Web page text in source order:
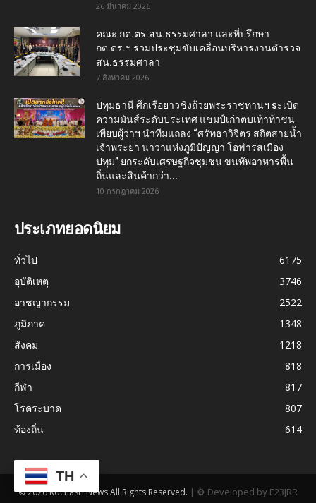
26 มีนาคม 2026
คณะ กต.ตร.สน.ธรรมศาลา และที่ปรึกษา
กต.ตร.ฯ ร่วมประชุมขับเคลื่อนบริหารงานตำรวจ
สน.ธรรมศาลา
7 สิงหาคม 2026
ปทุมธานี ศึกเรือยาวชิงถ้วยพระราชทานฯ sะเบิด
ความมันส์ระดับประเทศ แชมป์เก่าตบเท้าท้าชน
เพียบผู้ว่าฯ นำทีมแถลง “ศรัทธาวิจิตร สถิตสายน้ำ
เจ้าพระยา นาวาแห่งภูมิปัญญา โอฬารสเมือง
ปทุม” ยกระดับเศรษฐกิจชุมชน ขนทัพอาหารพื้น
ถิ่นและสินค้ากว่า...
10 กรกฎาคม 2026
ประเภทยอดนิยม
ทั่วไป
6175
อุบัติเหตุ
3746
อาชญากรรม
2522
ภูมิภาค
1348
สังคม
1218
การเมือง
818
กีฬา
817
โรคระบาด
807
ท้องถิ่น
614
© 2026 Kochasri News All Rights Reserved. | ⚙ Developed by E23JRR
TH